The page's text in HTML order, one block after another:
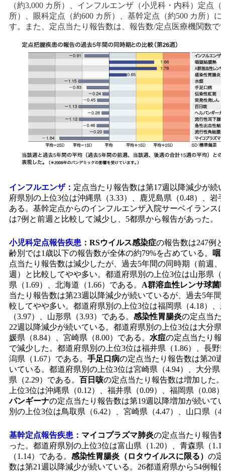
（約3,000 カ所）、インフルエンザ（小児科・内科）定点（
所）、眼科定点（約600 カ所）、基幹定点（約500 カ所）
す。また、定点当たり報告数は、報告数/定点医療機関数で
インフルエンザ： 定点当たり報告数は第17週以降減少が続
府県別の上位3位は沖縄県（3.33）、鹿児島県（0.48）、岩
ある。基幹定点からのインフルエンザ入院サーベイランス
は7例と前週と比較して減少し、5都県から報告があった。
小児科定点報告疾患 ： RSウイルス感染症の報告数は247例
齢別では1歳以下の報告数が全体の約79%を占めている。
咽
点当たり報告数は減少したが、過去5年間の同時期（前週、
週）と比較してやや多い。都道府県別の上位3位は山形県（
県（1.69）、北海道（1.66）である。 A群溶血性レンサ球菌
当たり報告数は第23週以降減少が続いているが、過去5年間
較してやや多い。都道府県別の上位3位は福岡県（4.18）、
（3.97）、山形県（3.93）である。 感染性胃腸炎の定点当た
22週以降減少が続いている。都道府県別の上位3位は大分県
媛県（8.84）、宮崎県（8.00）である。 水痘の定点当たり報
で減少した。都道府県別の上位3位は福井県（1.86）、長野
潟県（1.67）である。 手足口病の定点当たり報告数は第20
いている。都道府県別の上位3位は宮崎県（4.94）、大分県
県（2.29）である。 百日咳の定点当たり報告数は増加した
上位3位は沖縄県（0.12）、福井県（0.09）、福岡県（0.08
パンギーナの定点当たり報告数は第19週以降増加が続いて
別の上位3位は鳥取県（6.42）、宮崎県（4.47）、山口県（
基幹定点報告疾患： マイコプラズマ肺炎の定点当たり報告
った。都道府県別の上位3位は富山県（1.20）、青森県（
（1.14）である。 感染性胃腸炎（ロタウイルスに限る） の
数は第21週以降減少が続いている。26都道府県から54例報